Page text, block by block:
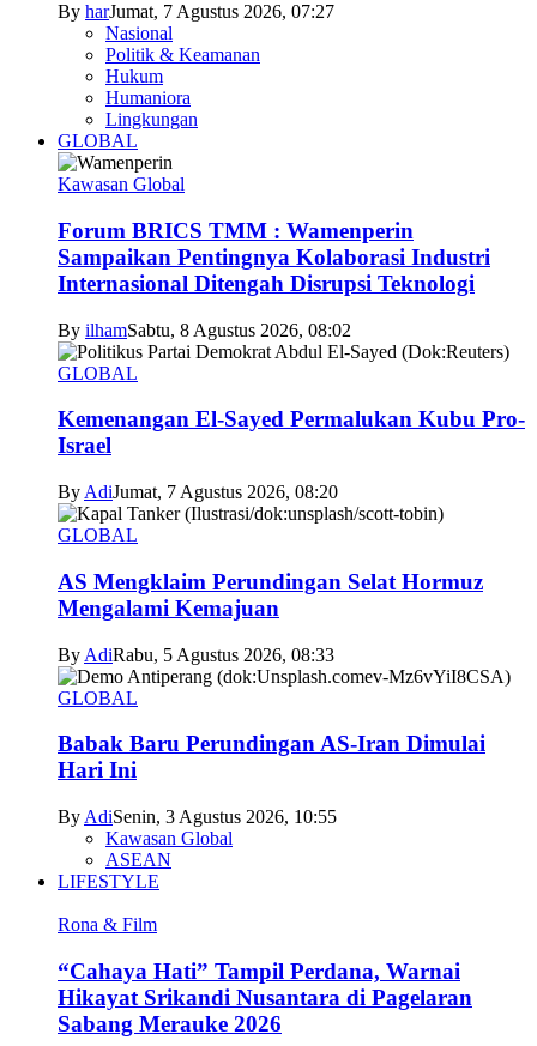
By harJumat, 7 Agustus 2026, 07:27
Nasional
Politik & Keamanan
Hukum
Humaniora
Lingkungan
GLOBAL
Kawasan Global
Forum BRICS TMM : Wamenperin
Sampaikan Pentingnya Kolaborasi Industri
Internasional Ditengah Disrupsi Teknologi
By ilhamSabtu, 8 Agustus 2026, 08:02
GLOBAL
Kemenangan El-Sayed Permalukan Kubu Pro-
Israel
By AdiJumat, 7 Agustus 2026, 08:20
GLOBAL
AS Mengklaim Perundingan Selat Hormuz
Mengalami Kemajuan
By AdiRabu, 5 Agustus 2026, 08:33
GLOBAL
Babak Baru Perundingan AS-Iran Dimulai
Hari Ini
By AdiSenin, 3 Agustus 2026, 10:55
Kawasan Global
ASEAN
LIFESTYLE
Rona & Film
“Cahaya Hati” Tampil Perdana, Warnai
Hikayat Srikandi Nusantara di Pagelaran
Sabang Merauke 2026